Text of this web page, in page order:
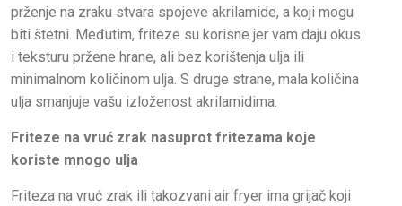
prženje na zraku stvara spojeve akrilamide, a koji mogu
biti štetni. Međutim, friteze su korisne jer vam daju okus
i teksturu pržene hrane, ali bez korištenja ulja ili
minimalnom količinom ulja. S druge strane, mala količina
ulja smanjuje vašu izloženost akrilamidima.
Friteze na vruć zrak nasuprot fritezama koje
koriste mnogo ulja
Friteza na vruć zrak ili takozvani air fryer ima grijač koji